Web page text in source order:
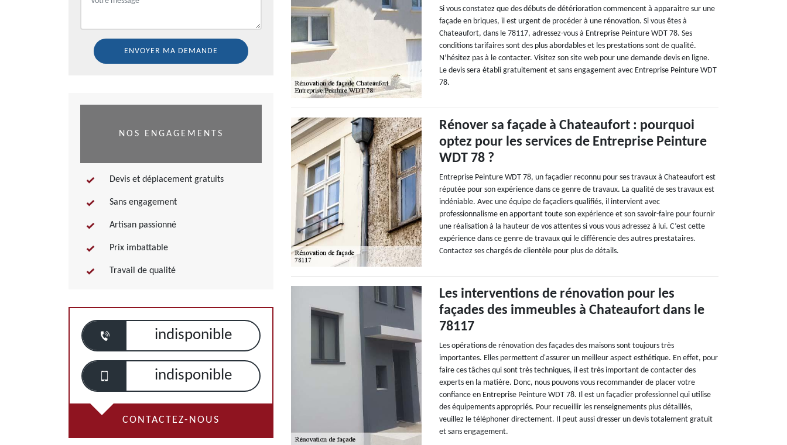
NOS ENGAGEMENTS
Devis et déplacement gratuits
Sans engagement
Artisan passionné
Prix imbattable
Travail de qualité
indisponible
indisponible
CONTACTEZ-NOUS
Si vous constatez que des débuts de détérioration commencent à apparaitre sur une
façade en briques, il est urgent de procéder à une rénovation. Si vous êtes à
Chateaufort, dans le 78117, adressez-vous à Entreprise Peinture WDT 78. Ses
conditions tarifaires sont des plus abordables et les prestations sont de qualité.
N’hésitez pas à le contacter. Visitez son site web pour une demande devis en ligne.
Le devis sera établi gratuitement et sans engagement avec Entreprise Peinture WDT
78.
Rénover sa façade à Chateaufort : pourquoi
optez pour les services de Entreprise Peinture
WDT 78 ?
Entreprise Peinture WDT 78, un façadier reconnu pour ses travaux à Chateaufort est
réputée pour son expérience dans ce genre de travaux. La qualité de ses travaux est
indéniable. Avec une équipe de façadiers qualifiés, il intervient avec
professionnalisme en apportant toute son expérience et son savoir-faire pour fournir
une réalisation à la hauteur de vos attentes si vous vous adressez à lui. C’est cette
expérience dans ce genre de travaux qui le différencie des autres prestataires.
Contactez ses chargés de clientèle pour plus de détails.
Les interventions de rénovation pour les
façades des immeubles à Chateaufort dans le
78117
Les opérations de rénovation des façades des maisons sont toujours très
importantes. Elles permettent d'assurer un meilleur aspect esthétique. En effet, pour
faire ces tâches qui sont très techniques, il est très important de contacter des
experts en la matière. Donc, nous pouvons vous recommander de placer votre
confiance en Entreprise Peinture WDT 78. Il est un façadier professionnel qui utilise
des équipements appropriés. Pour recueillir les renseignements plus détaillés,
veuillez le téléphoner directement. Il peut aussi dresser un devis totalement gratuit
et sans engagement.